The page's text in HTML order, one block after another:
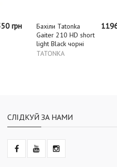
Бахіли Tatonka
Gaiter 210 HD short
light Black чорні
TATONKA
1196 грн
СЛІДКУЙ ЗА НАМИ